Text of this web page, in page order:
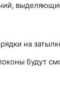
на
будут